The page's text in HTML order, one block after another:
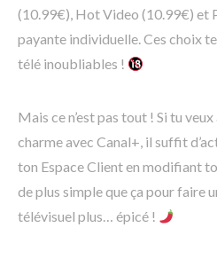
(10.99€), Hot Video (10.99€) et
payante individuelle. Ces choix
télé inoubliables !
Mais ce n’est pas tout ! Si tu
charme avec Canal+, il suffit
ton Espace Client en modifiant
de plus simple que ça pour faire
télévisuel plus… épicé !